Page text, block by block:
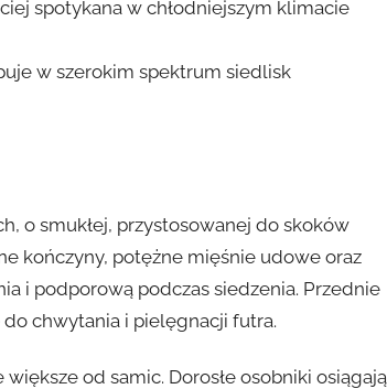
spotykana w chłodniejszym klimacie
w szerokim spektrum siedlisk
o smukłej, przystosowanej do skoków
kończyny, potężne mięśnie udowe oraz
i podporową podczas siedzenia. Przednie
chwytania i pielęgnacji futra.
od samic. Dorosłe osobniki osiągają